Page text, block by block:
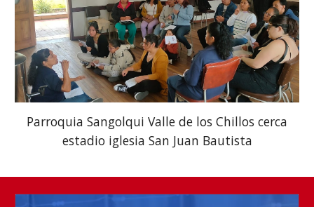
Parroquia Sangolqui Valle de los Chillos cerca
estadio iglesia San Juan Bautista